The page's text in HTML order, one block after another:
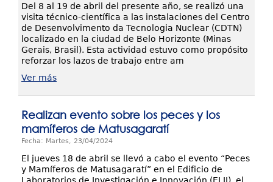
Del 8 al 19 de abril del presente año, se realizó una
visita técnico-científica a las instalaciones del Centro
de Desenvolvimento da Tecnologia Nuclear (CDTN)
localizado en la ciudad de Belo Horizonte (Minas
Gerais, Brasil). Esta actividad estuvo como propósito
reforzar los lazos de trabajo entre am
Ver más
Realizan evento sobre los peces y los
mamíferos de Matusagaratí
Fecha: Martes, 23/04/2024
El jueves 18 de abril se llevó a cabo el evento “Peces
y Mamíferos de Matusagaratí” en el Edificio de